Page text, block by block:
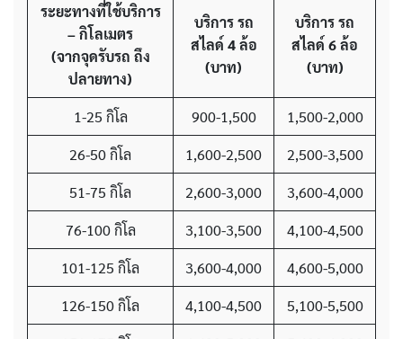
ระยะทางที่ใช้บริการ
– กิโลเมตร
(จากจุดรับรถ ถึง
ปลายทาง)
บริการ รถ
สไลด์ 4 ล้อ
(บาท)
บริการ รถ
สไลด์ 6 ล้อ
(บาท)
1-25 กิโล 900-1,500
1,500-2,000
26-50 กิโล
1,600-2,500
2,500-3,500
51-75 กิโล
2,600-3,000
3,600-4,000
76-100 กิโล
3,100-3,500
4,100-4,500
101-125 กิโล
3,600-4,000
4,600-5,000
126-150 กิโล
4,100-4,500
5,100-5,500